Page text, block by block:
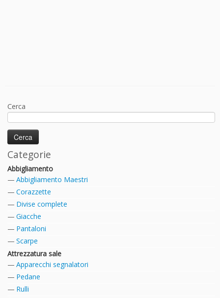
Cerca
Categorie
Abbigliamento
Abbigliamento Maestri
Corazzette
Divise complete
Giacche
Pantaloni
Scarpe
Attrezzatura sale
Apparecchi segnalatori
Pedane
Rulli